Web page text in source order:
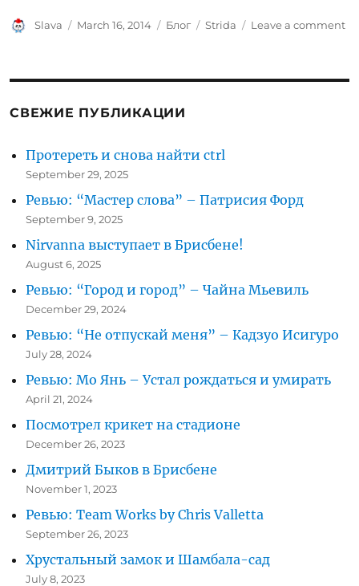
Author
Slava
Posted
March 16, 2014 Categories
Блог Tags
Strida Leave a commenton
СВЕЖИЕ ПУБЛИКАЦИИ
Протереть и снова найти ctrl
September 29, 2025
Ревью: “Мастер слова” – Патрисия Форд
September 9, 2025
Nirvanna выступает в Брисбене!
August 6, 2025
Ревью: “Город и город” – Чайна Мьевиль
December 29, 2024
Ревью: “Не отпускай меня” – Кадзуо Исигуро
July 28, 2024
Ревью: Мо Янь – Устал рождаться и умирать
April 21, 2024
Посмотрел крикет на стадионе
December 26, 2023
Дмитрий Быков в Брисбене
November 1, 2023
Ревью: Team Works by Chris Valletta
September 26, 2023
Хрустальный замок и Шамбала-сад
July 8, 2023